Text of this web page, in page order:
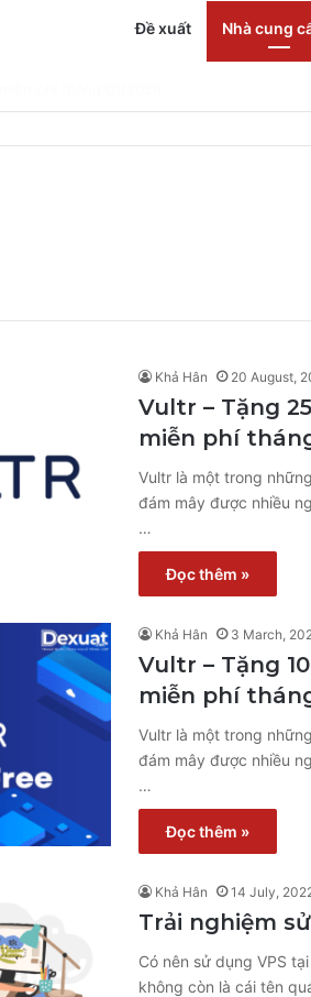
Đề xuất Nhà cung
Khả Hân 20 August,
Vultr – Tặng
miễn phí
Vultr là một trong
đám mây được nhiều
…
Đọc thêm »
Khả Hân 3 March,
Vultr – Tặng
miễn phí
Vultr là một trong
đám mây được nhiều
…
Đọc thêm »
Khả Hân 14 July,
Trải nghiệm
Có nên sử dụng VPS
không còn là cái tên